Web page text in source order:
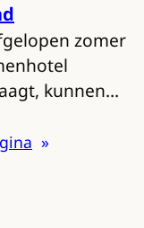
zomer
kunnen…
»